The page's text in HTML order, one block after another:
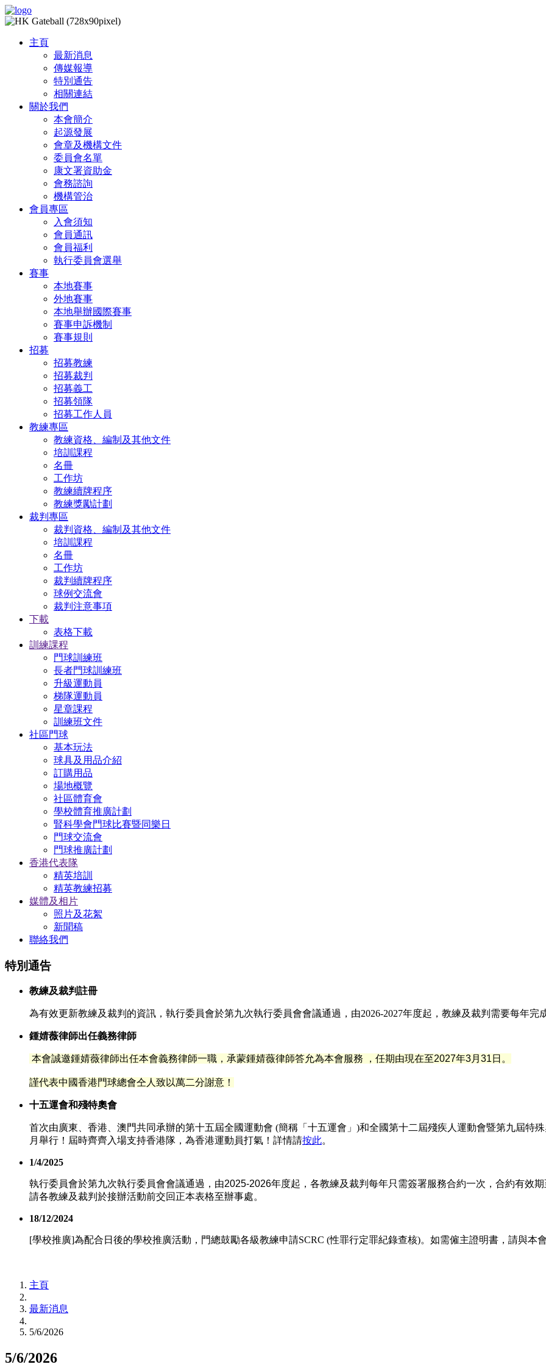
主頁
最新消息
傳媒報導
特別通告
相關連結
關於我們
本會簡介
起源發展
會章及機構文件
委員會名單
康文署資助金
會務諮詢
機構管治
會員專區
入會須知
會員通訊
會員福利
執行委員會選舉
賽事
本地賽事
外地賽事
本地舉辦國際賽事
賽事申訴機制
賽事規則
招募
招募教練
招募裁判
招募義工
招募領隊
招募工作人員
教練專區
教練資格、編制及其他文件
培訓課程
名冊
工作坊
教練續牌程序
教練獎勵計劃
裁判專區
裁判資格、編制及其他文件
培訓課程
名冊
工作坊
裁判續牌程序
球例交流會
裁判注意事項
下載
表格下載
訓練課程
門球訓練班
長者門球訓練班
升級運動員
梯隊運動員
星章課程
訓練班文件
社區門球
基本玩法
球具及用品介紹
訂購用品
場地概覽
社區體育會
學校體育推廣計劃
腎科學會門球比賽暨同樂日
門球交流會
門球推廣計劃
香港代表隊
精英培訓
精英教練招募
媒體及相片
照片及花絮
新聞稿
聯絡我們
特別通告
教練及裁判註冊
為有效更新教練及裁判的資訊，執行委員會於第九次執行委員會會議通過，由2026-2027年度起，教練及裁判需要每年完
鍾婧薇律師出任義務律師
本會誠邀鍾婧薇律師出任本會義務律師一職，承蒙鍾婧薇律師答允為本會服務 ，任期由現在至2027年3月31日。
謹代表中國香港門球總會仝人致以萬二分謝意！
十五運會和殘特奧會
首次由廣東、香港、澳門共同承辦的第十五屆全國運動會 (簡稱「十五運會」)和全國第十二屆殘疾人運動會暨第九屆特
月舉行！屆時齊齊入場支持香港隊，為香港運動員打氣！詳情請按此。
1/4/2025
執行委員會於第九次執行委員會會議通過，由2025-2026年度起，各教練及裁判每年只需簽署服務合約一次，合約有效
請各教練及裁判於接辦活動前交回正本表格至辦事處。
18/12/2024
[學校推廣]為配合日後的學校推廣活動，門總鼓勵各級教練申請SCRC (性罪行定罪紀錄查核)。如需僱主證明書，請與本
主頁
最新消息
5/6/2026
5/6/2026